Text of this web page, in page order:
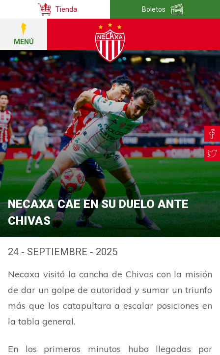
Tienda Boletos
MENÚ
NECAXA CAE EN SU DUELO ANTE
CHIVAS
24 - SEPTIEMBRE - 2025
Necaxa visitó la cancha de Chivas con la misión
de dar un golpe de autoridad y sumar un triunfo
más que los catapultara a escalar posiciones en
la tabla general.
En los primeros minutos hubo llegadas por